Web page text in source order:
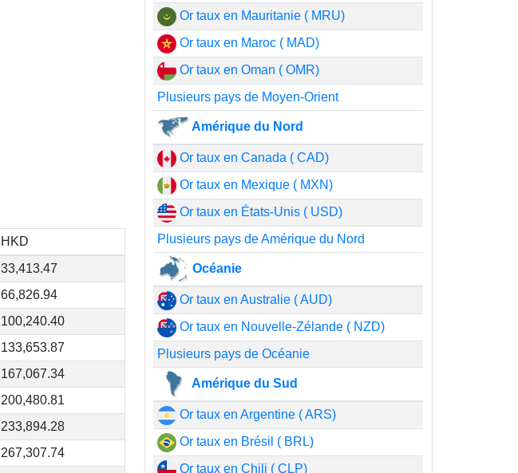
HKD
33,413.47
66,826.94
100,240.40
133,653.87
167,067.34
200,480.81
233,894.28
267,307.74
Or taux en Mauritanie ( MRU)
Or taux en Maroc ( MAD)
Or taux en Oman ( OMR)
Plusieurs pays de Moyen-Orient
Amérique du Nord
Or taux en Canada ( CAD)
Or taux en Mexique ( MXN)
Or taux en États-Unis ( USD)
Plusieurs pays de Amérique du Nord
Océanie
Or taux en Australie ( AUD)
Or taux en Nouvelle-Zélande ( NZD)
Plusieurs pays de Océanie
Amérique du Sud
Or taux en Argentine ( ARS)
Or taux en Brésil ( BRL)
Or taux en Chili ( CLP)